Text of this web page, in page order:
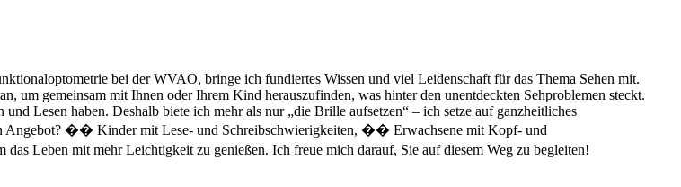
bei der WVAO, bringe ich fundiertes Wissen und viel Leidenschaft für das Thema Sehen mit.
um gemeinsam mit Ihnen oder Ihrem Kind herauszufinden, was hinter den unentdeckten Sehproblemen steckt.
Lesen haben. Deshalb biete ich mehr als nur „die Brille aufsetzen“ – ich setze auf ganzheitliches
Angebot? �� Kinder mit Lese- und Schreibschwierigkeiten, �� Erwachsene mit Kopf- und
Leben mit mehr Leichtigkeit zu genießen. Ich freue mich darauf, Sie auf diesem Weg zu begleiten!